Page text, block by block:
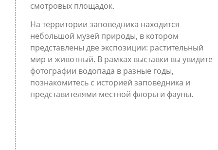
смотровых площадок.
На территории заповедника находится
небольшой музей природы, в котором
представлены две экспозиции: растительный
мир и животный. В рамках выставки вы увидите
фотографии водопада в разные годы,
познакомитесь с историей заповедника и
представителями местной флоры и фауны.